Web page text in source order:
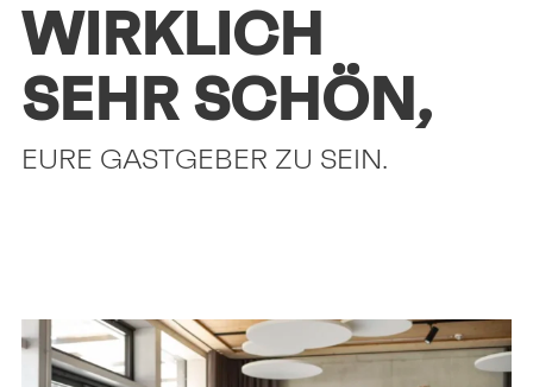
WIRKLICH
SEHR SCHÖN,
EURE GASTGEBER ZU SEIN.